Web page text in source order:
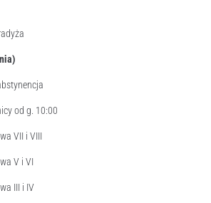
od g. 10:00
VII i VIII
V i VI
III i IV